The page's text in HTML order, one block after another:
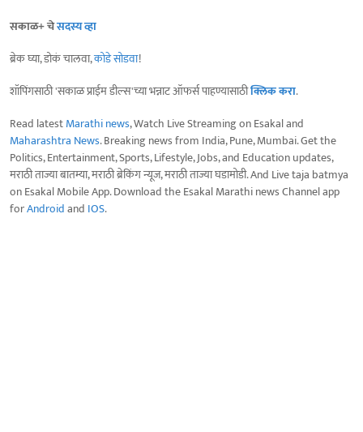
सकाळ+ चेसदस्य व्हा
ब्रेक घ्या, डोकं चालवा,कोडे सोडवा!
शॉपिंगसाठी 'सकाळ प्राईम डील्स'च्या भन्नाट ऑफर्स पाहण्यासाठीक्लिक करा.
Read latestMarathi news, Watch Live Streaming on Esakal and
Maharashtra News. Breaking news from India, Pune, Mumbai. Get the
Politics, Entertainment, Sports, Lifestyle, Jobs, and Education updates,
मराठी ताज्या बातम्या, मराठी ब्रेकिंग न्यूज, मराठी ताज्या घडामोडी. And Live taja batmya
on Esakal Mobile App. Download the Esakal Marathi news Channel app
forAndroidand IOS.